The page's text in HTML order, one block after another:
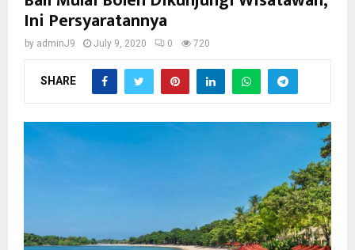
Ini Persyaratannya
by adminJ9 July 9, 2020 0 720
SHARE